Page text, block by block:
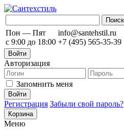
Пон — Пят
с 9:00 до 18:00
info@santehstil.ru
+7 (495) 565-35-39
Войти
Авторизация
Запомнить меня
Регистрация Забыли свой пароль?
Корзина
Меню